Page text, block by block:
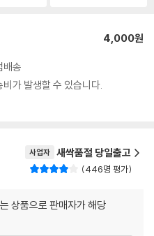
4,000원
배송
가 발생할 수 있습니다.
사업자 새싹품절 당일출고
446명 평가
상품으로 판매자가 해당